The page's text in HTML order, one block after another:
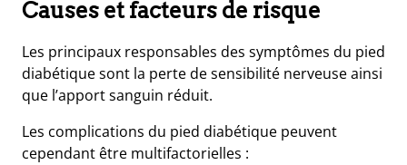
Causes et facteurs de risque
Les principaux responsables des symptômes du pied
diabétique sont la perte de sensibilité nerveuse ainsi
que l’apport sanguin réduit.
Les complications du pied diabétique peuvent
cependant être multifactorielles :